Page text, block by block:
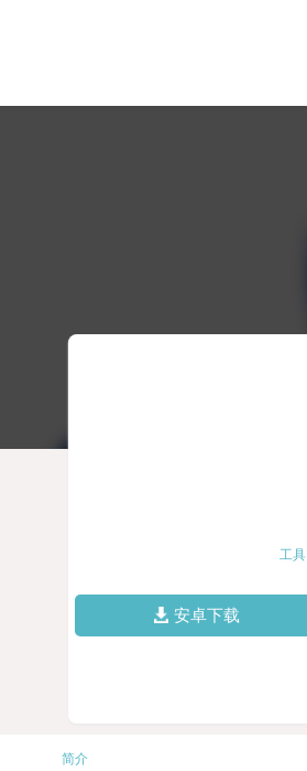
工具
安卓下载
简介